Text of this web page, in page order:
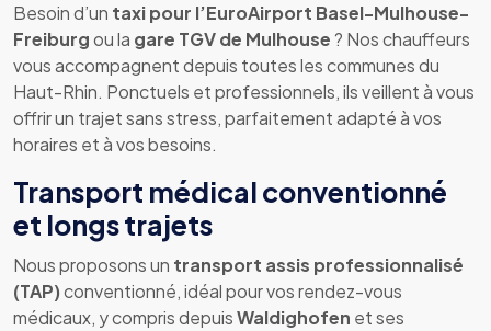
Besoin d’un taxi pour l’EuroAirport Basel-Mulhouse-
Freiburgou la gare TGV de Mulhouse? Nos chauffeurs
vous accompagnent depuis toutes les communes du
Haut-Rhin. Ponctuels et professionnels, ils veillent à vous
offrir un trajet sans stress, parfaitement adapté à vos
horaires et à vos besoins.
Transport médical conventionné
et longs trajets
Nous proposons un transport assis professionnalisé
(TAP)conventionné, idéal pour vos rendez-vous
médicaux, y compris depuisWaldighofen et ses